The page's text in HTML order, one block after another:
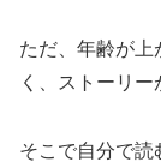
ただ、年齢が上
く、ストーリー
そこで自分で読